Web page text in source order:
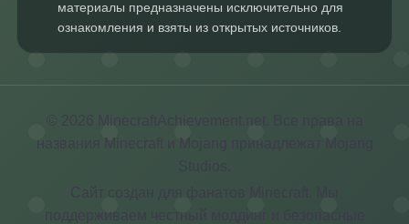
материалы предназначены исключительно для
ознакомления и взяты из открытых источников.
© 2026 MinecraftAchievement.net. Все права на
названия Minecraft и Mojang принадлежат Mojang
Сайт создан для фанатов Minecraft. Мы
поддерживаем честный моддинг и безопасные